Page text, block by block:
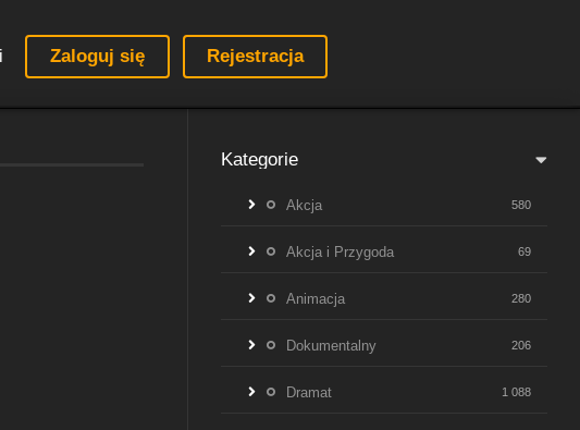
Zaloguj się Rejestracja
Kategorie
Akcja 580
Akcja i Przygoda 69
Animacja 280
Dokumentalny 206
Dramat 1 088